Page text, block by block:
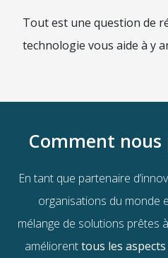
Tout est une question de
technologie vous aide à y
Comment nous
En tant que partenaire
organisations du monde
mélange de solutions prêtes
améliorenttous les aspects